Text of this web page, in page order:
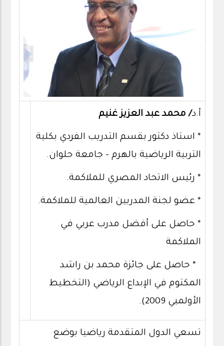
أ.د/ محمد عبد العزيز غنيم
* استاذ دكتور بقسم التدريب الفردي بكلية
التربية الرياضية بالهرم – جامعة حلوان.
* رئيس الاتحاد المصري للملاكمة.
* عضو لجنة المدربين العالمية للملاكمة.
* حاصل على أفضل مدرب عربي في
الملاكمة
* حاصل على جائزة محمد بن راشد
المكتوم في الإبداع الرياضي (التخطيط
الأولمبي 2009).
تسعي الدول المتقدمة رياضيا بوضع